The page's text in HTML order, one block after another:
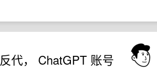
代， ChatGPT 账号